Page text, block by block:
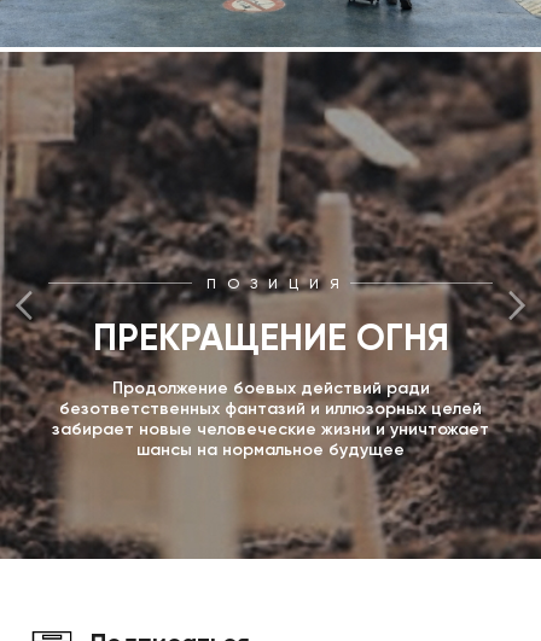
ПОЗИЦИЯ
ПРЕКРАЩЕНИЕ ОГНЯ
Продолжение боевых действий ради
безответственных фантазий и иллюзорных целей
забирает новые человеческие жизни и уничтожает
шансы на нормальное будущее